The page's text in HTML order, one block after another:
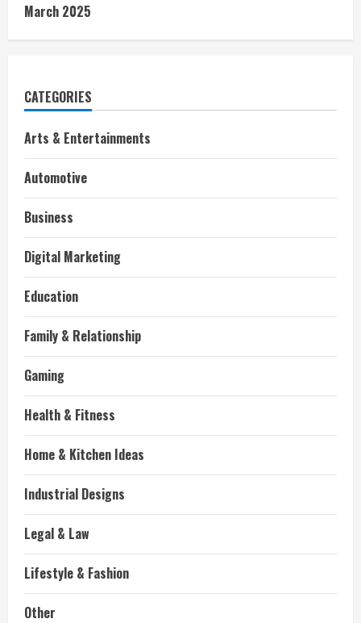
March 2025
CATEGORIES
Arts & Entertainments
Automotive
Business
Digital Marketing
Education
Family & Relationship
Gaming
Health & Fitness
Home & Kitchen Ideas
Industrial Designs
Legal & Law
Lifestyle & Fashion
Other